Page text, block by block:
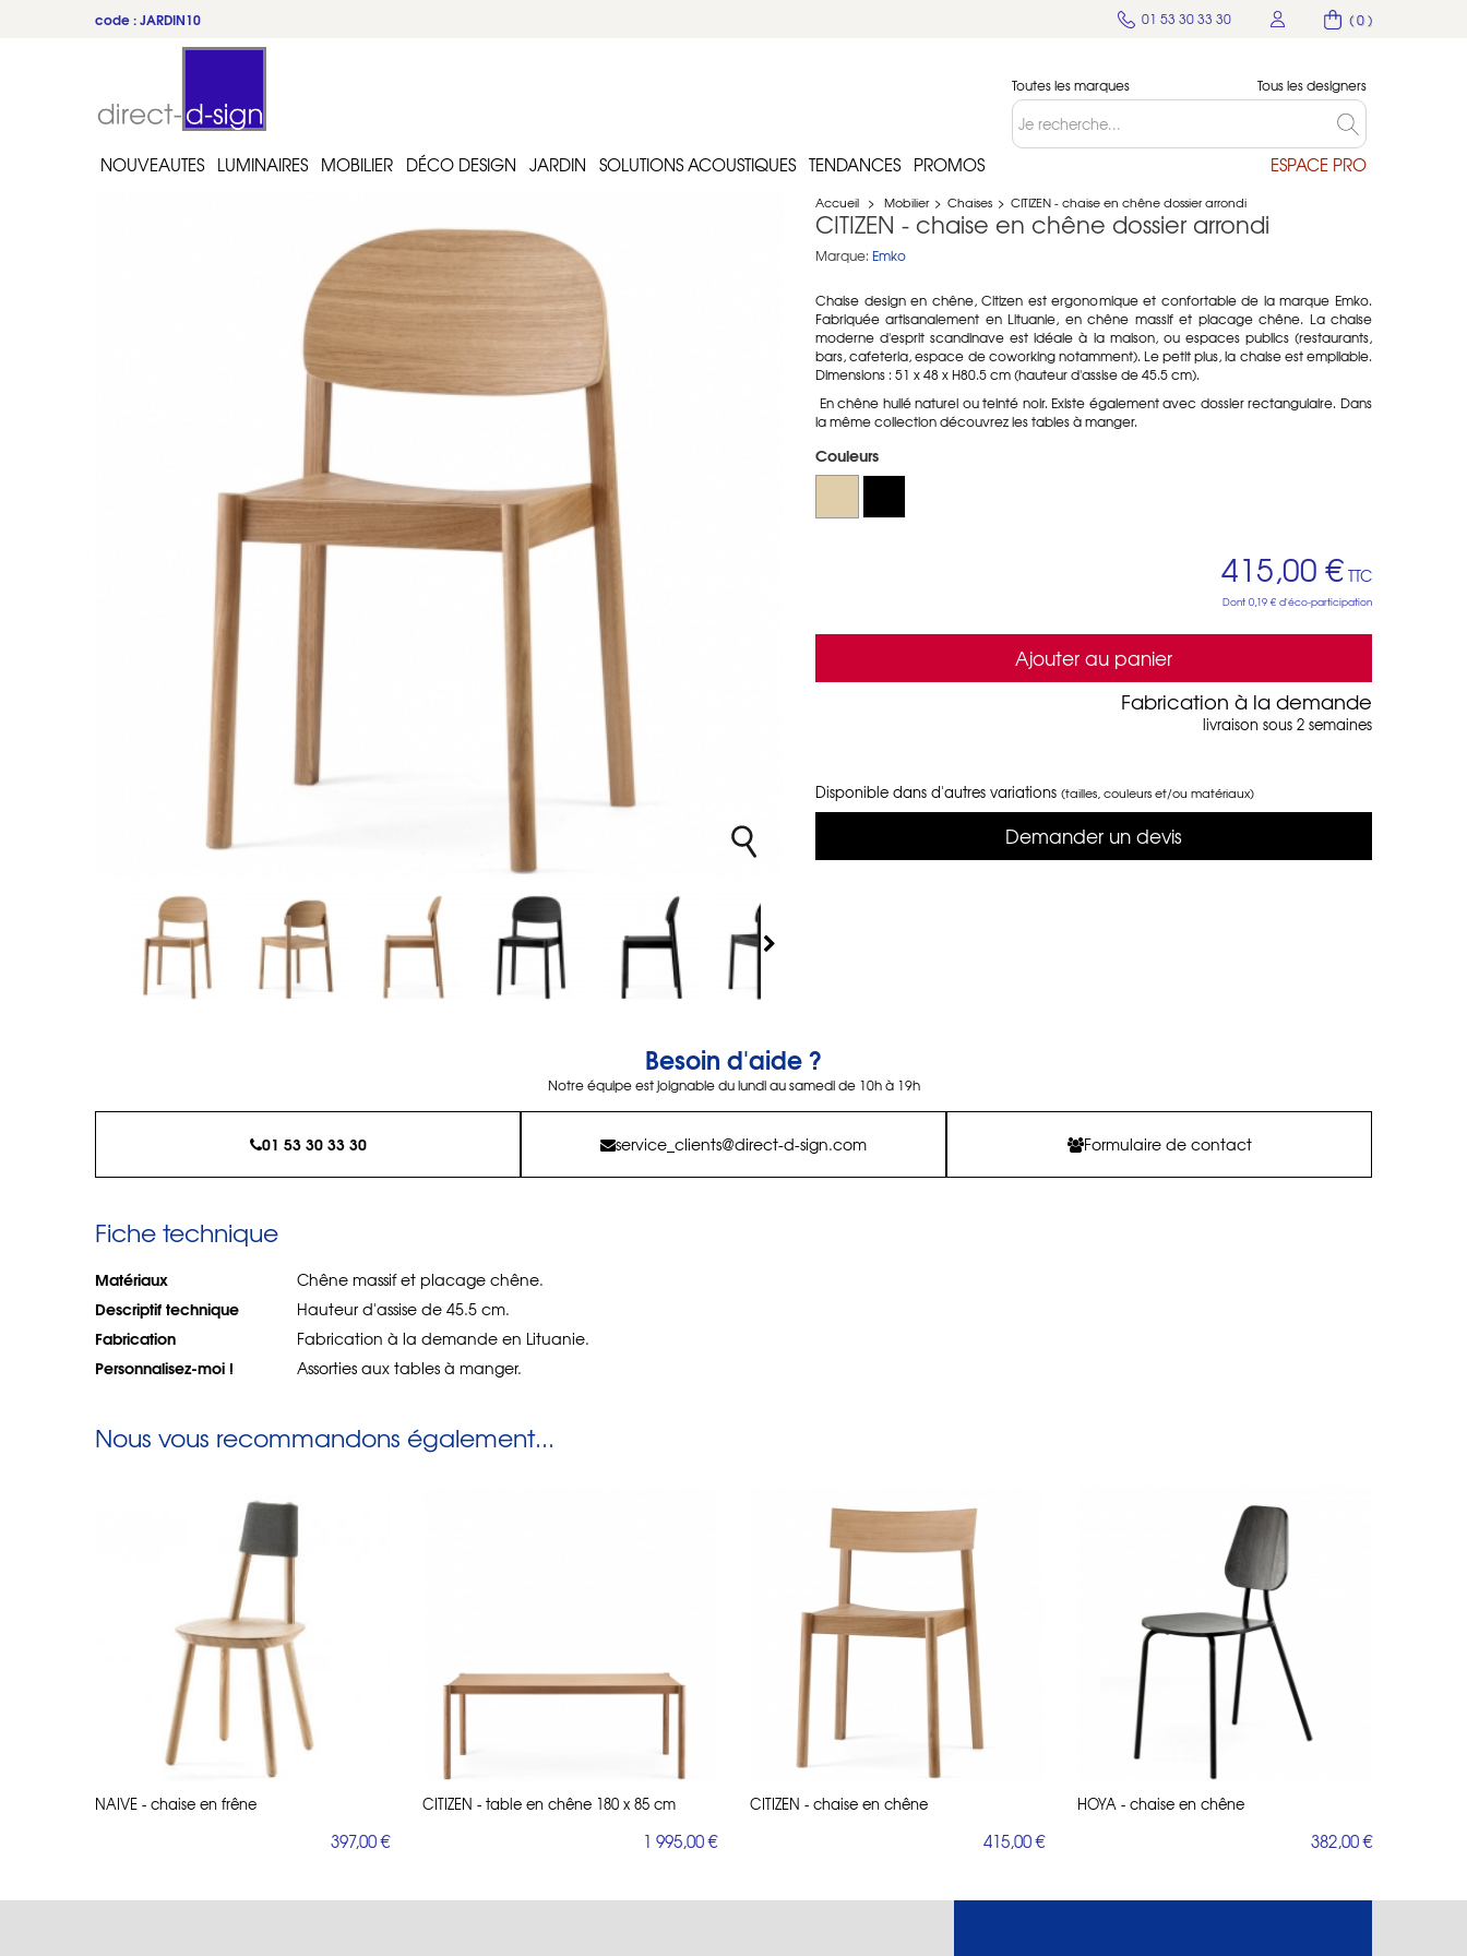
( 0 )
01 53 30 33 30
code : JARDIN10
du 22 au 31 juillet
Toutes les marques Tous les designers
NOUVEAUTES LUMINAIRES MOBILIER DÉCO DESIGN JARDIN SOLUTIONS ACOUSTIQUES TENDANCES PROMOS ESPACE PRO
Accueil > Mobilier > Chaises > CITIZEN - chaise en chêne dossier arrondi
CITIZEN - chaise en chêne dossier arrondi
Marque: Emko
Chaise design en chêne, Citizen est ergonomique et confortable de la marque Emko.
Fabriquée artisanalement en Lituanie, en chêne massif et placage chêne. La chaise
moderne d'esprit scandinave est idéale à la maison, ou espaces publics (restaurants,
bars, cafeteria, espace de coworking notamment). Le petit plus, la chaise est empilable.
Dimensions : 51 x 48 x H80.5 cm (hauteur d'assise de 45.5 cm).
En chêne huilé naturel ou teinté noir. Existe également avec dossier rectangulaire. Dans
la même collection découvrez les tables à manger.
Couleurs
415,00 € TTC
Dont 0,19 € d'éco-participation
Ajouter au panier
Fabrication à la demande
livraison sous 2 semaines
Disponible dans d'autres variations (tailles, couleurs et/ou matériaux)
Demander un devis
Besoin d'aide ?
Notre équipe est joignable du lundi au samedi de 10h à 19h
01 53 30 33 30 service_clients@direct-d-sign.com Formulaire de contact
Fiche technique
Matériaux Chêne massif et placage chêne.
Descriptif technique Hauteur d'assise de 45.5 cm.
Fabrication Fabrication à la demande en Lituanie.
Personnalisez-moi ! Assorties aux tables à manger.
Nous vous recommandons également...
NAIVE - chaise en frêne
397,00 €
CITIZEN - table en chêne 180 x 85 cm
1 995,00 €
CITIZEN - chaise en chêne
415,00 €
HOYA - chaise en chêne
382,00 €